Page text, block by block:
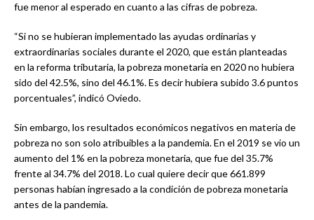
fue menor al esperado en cuanto a las cifras de pobreza.
“Si no se hubieran implementado las ayudas ordinarias y
extraordinarias sociales durante el 2020, que están planteadas
en la reforma tributaria, la pobreza monetaria en 2020 no hubiera
sido del 42.5%, sino del 46.1%. Es decir hubiera subido 3.6 puntos
porcentuales”, indicó Oviedo.
Sin embargo, los resultados económicos negativos en materia de
pobreza no son solo atribuibles a la pandemia. En el 2019 se vio un
aumento del 1% en la pobreza monetaria, que fue del 35.7%
frente al 34.7% del 2018. Lo cual quiere decir que 661.899
personas habían ingresado a la condición de pobreza monetaria
antes de la pandemia.